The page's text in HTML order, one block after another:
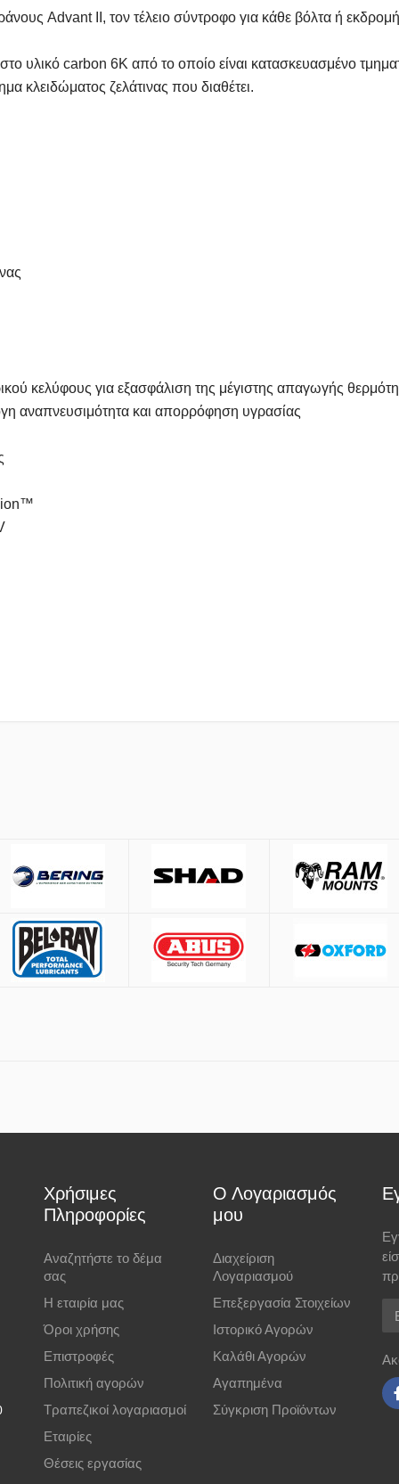
Advant ΙΙ, τον τέλειο σύντροφο για κάθε βόλτα ή
υλικό carbon 6K από το οποίο είναι κατασκευασμένο
κλειδώματος ζελάτινας που διαθέτει.
κελύφους για εξασφάλιση της μέγιστης απαγωγής
αναπνευσιμότητα και απορρόφηση υγρασίας
61-62 cm.
65-66 cm.
Μέτρηση περιφέρειας
48-50 cm.
51-52 cm.
ACS
άνω των
την παράδοση
Eurobankμε ασφάλεια SSL 256-bit.
και να αναγράφεται ο αριθμός παραγγελίας.
Χρήσιμες
Πληροφορίες
Αναζητήστε το δέμα
σας
Η εταιρία μας
Όροι χρήσης
Επιστροφές
Πολιτική αγορών
Τραπεζικοί λογαριασμοί
Εταιρίες
Θέσεις εργασίας
Ο Λογαριασμός
μου
Διαχείριση
Λογαριασμού
Επεξεργασία Στοιχείων
Ιστορικό Αγορών
Καλάθι Αγορών
Αγαπημένα
Σύγκριση Προϊόντων